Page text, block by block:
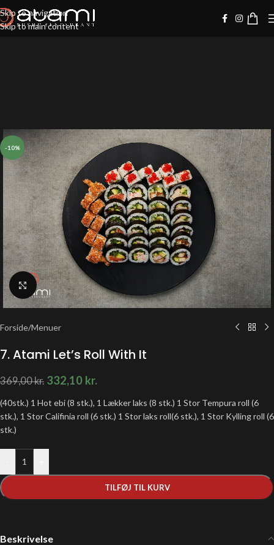
Skip to navigation
Skip to main content
-10%
Klik for at forstørre
Forside/Menuer
7. Atami Let’s Roll With It
369,00kr. 332,10 kr.
(40stk.) 1 Hot ebi (8 stk.), 1 Lækker laks (8 stk.) 1 Stor Tempura roll (6
stk.), 1 Stor Califinia roll (6 stk.) 1 Stor laks roll(6 stk.), 1 Stor Kylling roll (6
stk.)
TILFØJ TIL KURV
Beskrivelse